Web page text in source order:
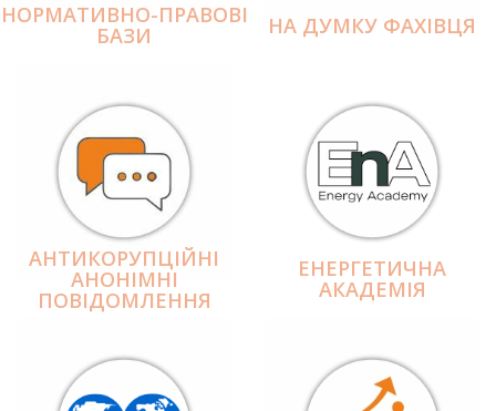
НОРМАТИВНО-ПРАВОВІ
БАЗИ НА ДУМКУ ФАХІВЦЯ
АНТИКОРУПЦІЙНІ
АНОНІМНІ
ПОВІДОМЛЕННЯ
ЕНЕРГЕТИЧНА
АКАДЕМІЯ